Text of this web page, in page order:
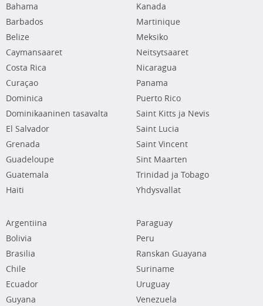
Bahama
Barbados
Belize
Caymansaaret
Costa Rica
Curaçao
Dominica
Dominikaaninen tasavalta
El Salvador
Grenada
Guadeloupe
Guatemala
Haiti
Kanada
Martinique
Meksiko
Neitsytsaaret
Nicaragua
Panama
Puerto Rico
Saint Kitts ja Nevis
Saint Lucia
Saint Vincent
Sint Maarten
Trinidad ja Tobago
Yhdysvallat
Argentiina
Bolivia
Brasilia
Chile
Ecuador
Guyana
Paraguay
Peru
Ranskan Guayana
Suriname
Uruguay
Venezuela